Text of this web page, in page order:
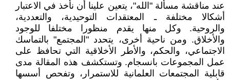
عند مناقشة مسألة "الله"، يتعين علينا أن نأخذ في الاعتبار
أشكالا مختلفة ـ المعتقدات التوحيدية، والتعددية،
والروحية. وكل منها يقدم منظورا مختلفا للوجود
والأخلاق. ومن ناحية أخرى، يتحدد "المجتمع" بالتماسك
الاجتماعي، والحكم، والأطر الأخلاقية التي تحافظ على
عمل المجموعات بانسجام. وتستكشف هذه المقالة مدى
قابلية المجتمعات العلمانية للاستمرار، وتفحص أسسها